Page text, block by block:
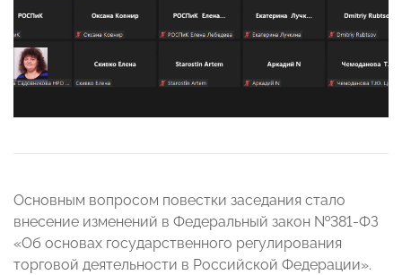
Основным вопросом повестки заседания стало
внесение изменений в Федеральный закон №381-ФЗ
«Об основах государственного регулирования
торговой деятельности в Российской Федерации».